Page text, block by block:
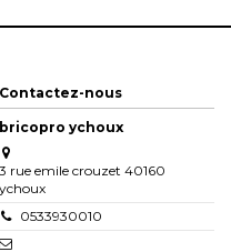
Contactez-nous
bricopro ychoux
3 rue emile crouzet 40160
ychoux
0533930010